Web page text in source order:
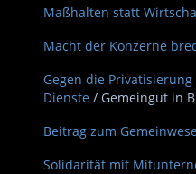
Maßhalten statt
Macht der Konzerne
Gegen die
Dienste / Gemeingut in
Beitrag zum
Solidarität mit